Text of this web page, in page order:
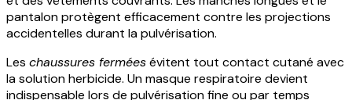
pantalon protègent efficacement contre les projections
accidentelles durant la pulvérisation.
Les chaussures ferméesévitent tout contact cutané avec
la solution herbicide. Un masque respiratoire devient
indispensable lors de pulvérisation fine ou par temps